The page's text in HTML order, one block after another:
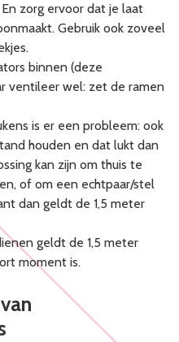
zorg ervoor dat je laat
Gebruik ook zoveel
binnen (deze
ventileer wel: zet de ramen
is er een probleem: ook
houden en dat lukt dan
kan zijn om thuis te
of om een echtpaar/stel
dan geldt de 1,5 meter
geldt de 1,5 meter
moment is.